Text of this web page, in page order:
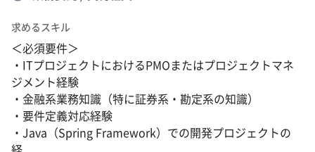
求めるスキル
＜必須要件＞
・ITプロジェクトにおけるPMOまたはプロジェクトマネ
ジメント経験
・金融系業務知識（特に証券系・勘定系の知識）
・要件定義対応経験
・Java（Spring Framework）での開発プロジェクトの
経...